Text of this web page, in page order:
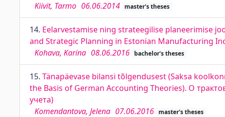
Kiivit, Tarmo 06.06.2014 master's theses
14. Eelarvestamise ning strateegilise planeerimise
and Strategic Planning in Estonian Manufacturing
Kohava, Karina 08.06.2016 bachelor's theses
15. Tänapäevase bilansi tõlgendusest (Saksa
the Basis of German Accounting Theories). О
учета)
Komendantova, Jelena 07.06.2016 master's theses